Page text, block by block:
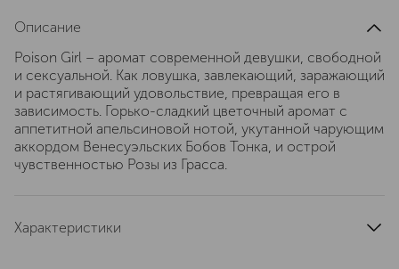
Описание
Poison Girl – аромат современной девушки, свободной
и сексуальной. Как ловушка, завлекающий, заражающий
и растягивающий удовольствие, превращая его в
зависимость. Горько-сладкий цветочный аромат с
аппетитной апельсиновой нотой, укутанной чарующим
аккордом Венесуэльских Бобов Тонка, и острой
чувственностью Розы из Грасса.
Характеристики